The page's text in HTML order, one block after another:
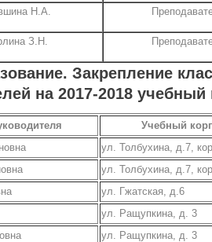
Н.А.
З.Н.
Закрепление
на 2017-2018 учебный
Учебный
ул. Толбухина, д.7,
ул. Толбухина, д.7,
ул. Гжатская, д.6
ул. Ращупкина, д. 3
ул. Ращупкина, д. 3